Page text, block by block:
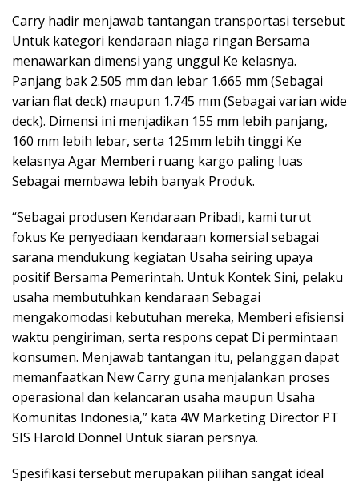
Carry hadir menjawab tantangan transportasi tersebut
Untuk kategori kendaraan niaga ringan Bersama
menawarkan dimensi yang unggul Ke kelasnya.
Panjang bak 2.505 mm dan lebar 1.665 mm (Sebagai
varian flat deck) maupun 1.745 mm (Sebagai varian wide
deck). Dimensi ini menjadikan 155 mm lebih panjang,
160 mm lebih lebar, serta 125mm lebih tinggi Ke
kelasnya Agar Memberi ruang kargo paling luas
Sebagai membawa lebih banyak Produk.
“Sebagai produsen Kendaraan Pribadi, kami turut
fokus Ke penyediaan kendaraan komersial sebagai
sarana mendukung kegiatan Usaha seiring upaya
positif Bersama Pemerintah. Untuk Kontek Sini, pelaku
usaha membutuhkan kendaraan Sebagai
mengakomodasi kebutuhan mereka, Memberi efisiensi
waktu pengiriman, serta respons cepat Di permintaan
konsumen. Menjawab tantangan itu, pelanggan dapat
memanfaatkan New Carry guna menjalankan proses
operasional dan kelancaran usaha maupun Usaha
Komunitas Indonesia,” kata 4W Marketing Director PT
SIS Harold Donnel Untuk siaran persnya.
Spesifikasi tersebut merupakan pilihan sangat ideal